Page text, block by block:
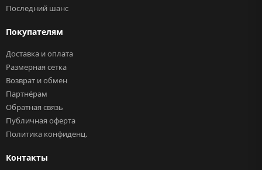
Последний шанс
Покупателям
Доставка и оплата
Размерная сетка
Возврат и обмен
Партнёрам
Обратная связь
Публичная оферта
Политика конфиденц.
Контакты